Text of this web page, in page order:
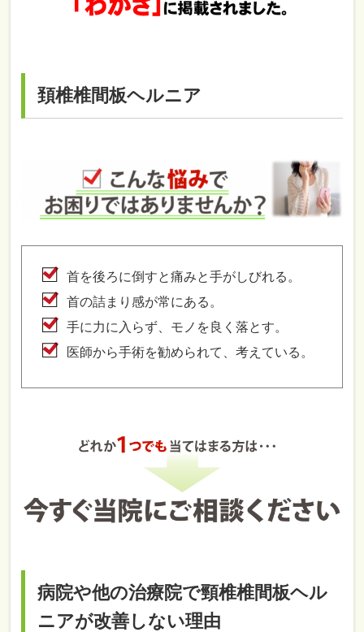
頚椎椎間板ヘルニア
首を後ろに倒すと痛みと手がしびれる。
首の詰まり感が常にある。
手に力に入らず、モノを良く落とす。
医師から手術を勧められて、考えている。
病院や他の治療院で頸椎椎間板ヘル
ニアが改善しない理由